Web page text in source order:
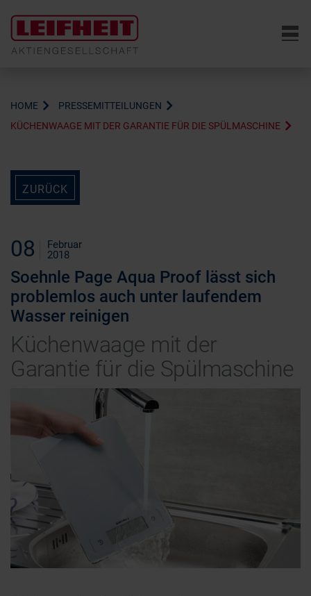
6
HOME
PRESSEMITTEILUNGEN
KÜCHENWAAGE MIT DER GARANTIE FÜR DIE SPÜLMASCHINE
ZURÜCK
08
Februar
2018
Soehnle Page Aqua Proof lässt sich
problemlos auch unter laufendem
Wasser reinigen
Küchenwaage mit der
Garantie für die Spülmaschine